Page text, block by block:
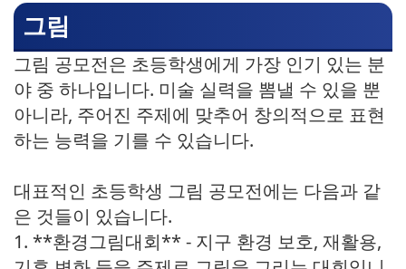
그림
그림 공모전은 초등학생에게 가장 인기 있는 분
야 중 하나입니다. 미술 실력을 뽐낼 수 있을 뿐
아니라, 주어진 주제에 맞추어 창의적으로 표현
하는 능력을 기를 수 있습니다.
대표적인 초등학생 그림 공모전에는 다음과 같
은 것들이 있습니다.
1. **환경그림대회** - 지구 환경 보호, 재활용,